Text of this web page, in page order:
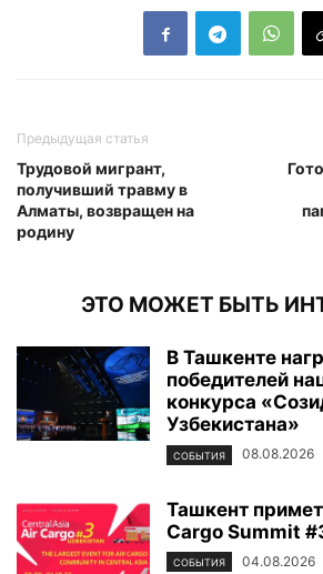
Предыдущая статья
Трудовой мигрант,
получивший травму в
Алматы, возвращен на
родину
ЭТО МОЖЕТ БЫТЬ
В Ташкенте
победителей
конкурса
Узбекистана»
СОБЫТИЯ 08.08.2026
Ташкент
Cargo Summit
СОБЫТИЯ 04.08.2026